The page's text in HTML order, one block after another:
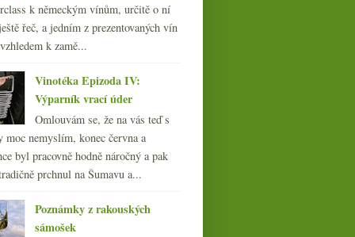
k německým vínům, určitě o ní
řeč, a jedním z prezentovaných vín
k zamě...
Vinotéka Epizoda IV:
Výparník vrací úder
Omlouvám se, že na vás teď s
moc nemyslím, konec června a
byl pracovně hodně náročný a pak
prchnul na Šumavu a...
Poznámky z rakouských
sámošek